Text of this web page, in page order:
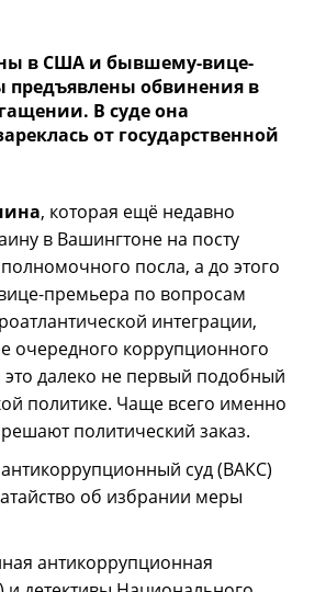
в США и бывшему-вице-
предъявлены обвинения в
В суде она
от государственной
, которая ещё недавно
в Вашингтоне на посту
посла, а до этого
премьера по вопросам
интеграции,
очередного коррупционного
далеко не первый подобный
политике. Чаще всего именно
политический заказ.
суд (ВАКС)
об избрании меры
антикоррупционная